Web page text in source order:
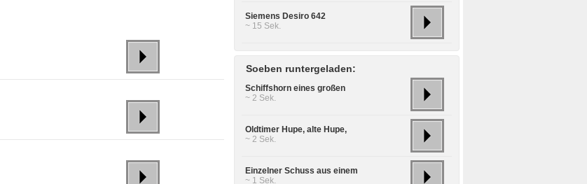
Siemens Desiro 642
~ 15 Sek.
Soeben runtergeladen:
Schiffshorn eines großen
~ 2 Sek.
Oldtimer Hupe, alte Hupe,
~ 2 Sek.
Einzelner Schuss aus einem
~ 1 Sek.